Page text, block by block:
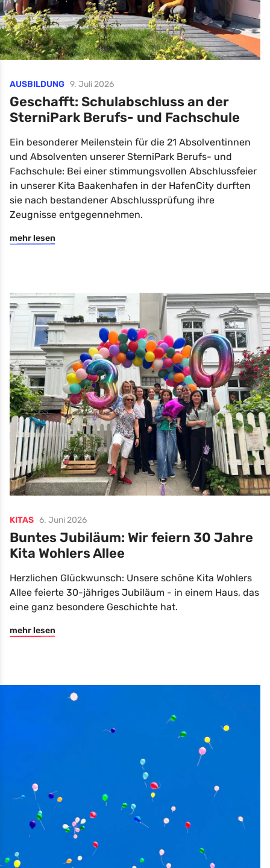
AUSBILDUNG 9. Juli 2026
Geschafft: Schulabschluss an der
SterniPark Berufs- und Fachschule
Ein besonderer Meilenstein für die 21 Absolventinnen
und Absolventen unserer SterniPark Berufs- und
Fachschule: Bei einer stimmungsvollen Abschlussfeier
in unserer Kita Baakenhafen in der HafenCity durften
sie nach bestandener Abschlussprüfung ihre
Zeugnisse entgegennehmen.
mehr lesen
KITAS 6. Juni 2026
Buntes Jubiläum: Wir feiern 30 Jahre
Kita Wohlers Allee
Herzlichen Glückwunsch: Unsere schöne Kita Wohlers
Allee feierte 30-jähriges Jubiläum - in einem Haus, das
eine ganz besondere Geschichte hat.
mehr lesen